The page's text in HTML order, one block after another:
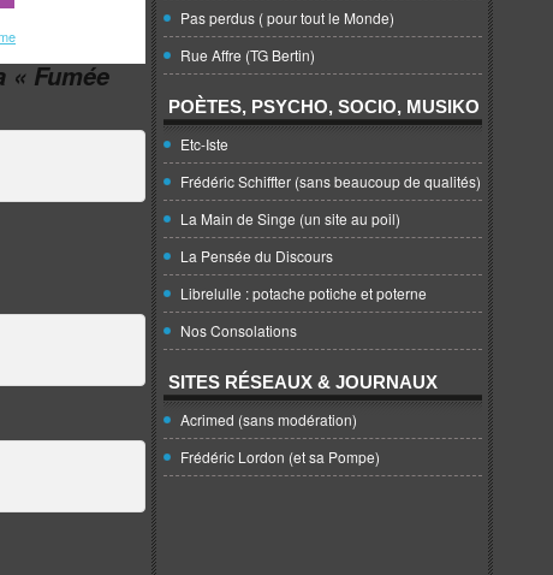
« Fumée
Pas perdus ( pour tout le Monde)
Rue Affre (TG Bertin)
POÈTES, PSYCHO, SOCIO, MUSIKO
Etc-Iste
Frédéric Schiffter (sans beaucoup de qualités)
La Main de Singe (un site au poil)
La Pensée du Discours
Librelulle : potache potiche et poterne
Nos Consolations
SITES RÉSEAUX & JOURNAUX
Acrimed (sans modération)
Frédéric Lordon (et sa Pompe)